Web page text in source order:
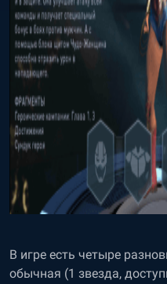
В игре есть четыре
обычная (1 звезда,